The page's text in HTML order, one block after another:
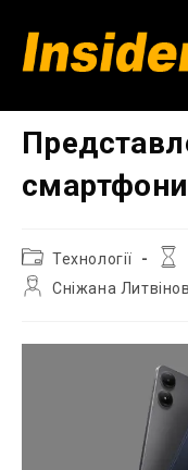
вмісту
смартфони
Категорія
запису:
Технології
Час
АвторСніжана